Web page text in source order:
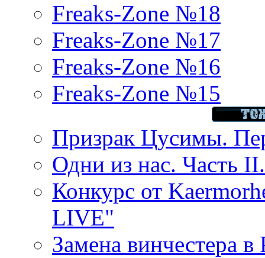
Freaks-Zone №18
Freaks-Zone №17
Freaks-Zone №16
Freaks-Zone №15
Призрак Цусимы.
Одни из нас. Часть
Конкурс от
LIVE"
Замена винчестера